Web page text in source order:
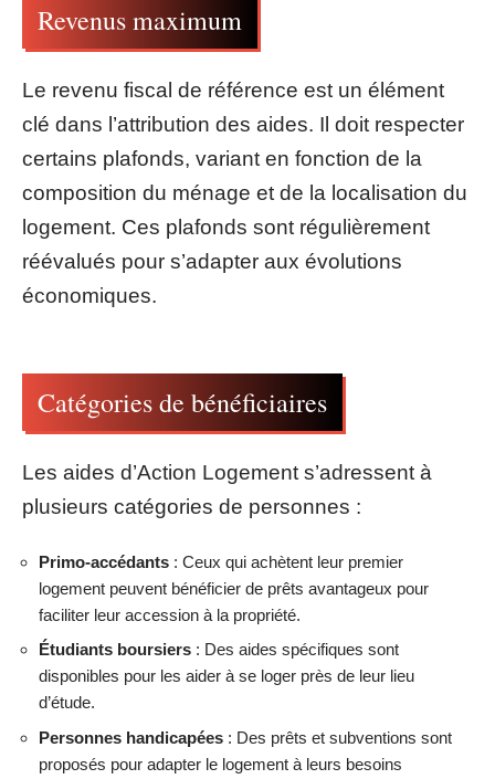
Revenus maximum
Le revenu fiscal de référence est un élément
clé dans l’attribution des aides. Il doit respecter
certains plafonds, variant en fonction de la
composition du ménage et de la localisation du
logement. Ces plafonds sont régulièrement
réévalués pour s’adapter aux évolutions
économiques.
Catégories de bénéficiaires
Les aides d’Action Logement s’adressent à
plusieurs catégories de personnes :
Primo-accédants : Ceux qui achètent leur premier
logement peuvent bénéficier de prêts avantageux pour
faciliter leur accession à la propriété.
Étudiants boursiers : Des aides spécifiques sont
disponibles pour les aider à se loger près de leur lieu
d’étude.
Personnes handicapées : Des prêts et subventions sont
proposés pour adapter le logement à leurs besoins